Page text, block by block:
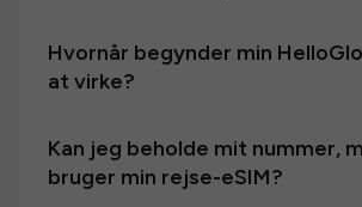
Hvornår begynder min
at virke?
Kan jeg beholde mit nummer,
bruger min rejse-eSIM?